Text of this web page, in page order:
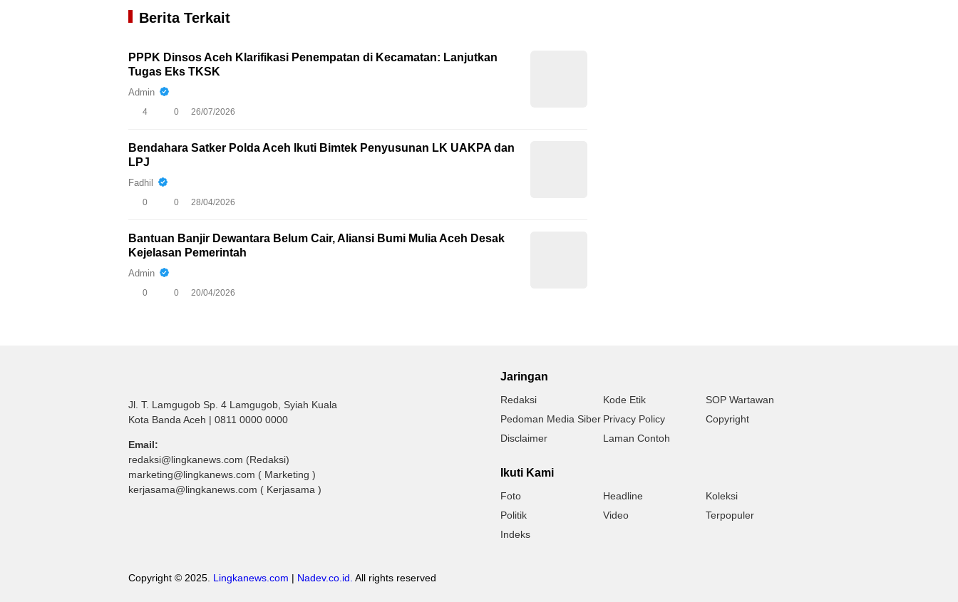
Berita Terkait
PPPK Dinsos Aceh Klarifikasi Penempatan di Kecamatan: Lanjutkan
Tugas Eks TKSK
Admin
4 0 26/07/2026
Bendahara Satker Polda Aceh Ikuti Bimtek Penyusunan LK UAKPA dan
LPJ
Fadhil
0 0 28/04/2026
Bantuan Banjir Dewantara Belum Cair, Aliansi Bumi Mulia Aceh Desak
Kejelasan Pemerintah
Admin
0 0 20/04/2026
Jl. T. Lamgugob Sp. 4 Lamgugob, Syiah Kuala
Kota Banda Aceh | 0811 0000 0000
Email:
redaksi@lingkanews.com (Redaksi)
marketing@lingkanews.com ( Marketing )
kerjasama@lingkanews.com ( Kerjasama )
Jaringan
Redaksi Kode Etik
SOP Wartawan
Pedoman Media Siber Privacy Policy
Copyright
Disclaimer
Laman Contoh
Ikuti Kami
Foto Headline
Koleksi
Politik
Video
Terpopuler
Indeks
Copyright © 2025. Lingkanews.com | Nadev.co.id. All rights reserved